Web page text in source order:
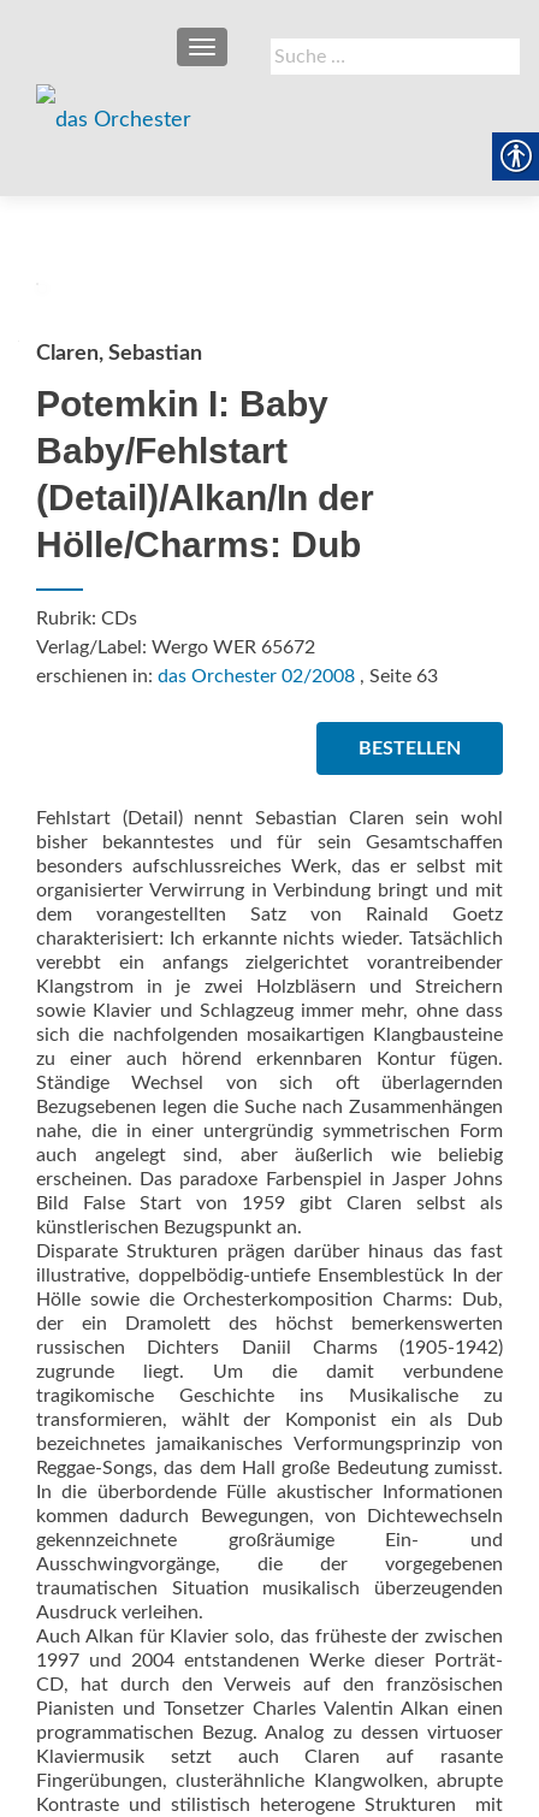
Suche
nach:
SCHALTE NAVIGATION
Claren, Sebastian
Potemkin I: Baby
Baby/Fehlstart
(Detail)/Alkan/In der
Hölle/Charms: Dub
Rubrik: CDs
Verlag/Label: Wergo WER 65672
erschienen in: das Orchester 02/2008 , Seite 63
BESTELLEN
Fehlstart (Detail) nennt Sebastian Claren sein wohl
bisher bekanntestes und für sein Gesamtschaffen
besonders aufschlussreiches Werk, das er selbst mit
organisierter Verwirrung in Verbindung bringt und mit
dem vorangestellten Satz von Rainald Goetz
charakterisiert: Ich erkannte nichts wieder. Tatsächlich
verebbt ein anfangs zielgerichtet vorantreibender
Klangstrom in je zwei Holzbläsern und Streichern
sowie Klavier und Schlagzeug immer mehr, ohne dass
sich die nachfolgenden mosaikartigen Klangbausteine
zu einer auch hörend erkennbaren Kontur fügen.
Ständige Wechsel von sich oft überlagernden
Bezugsebenen legen die Suche nach Zusammenhängen
nahe, die in einer untergründig symmetrischen Form
auch angelegt sind, aber äußerlich wie beliebig
erscheinen. Das paradoxe Farbenspiel in Jasper Johns
Bild False Start von 1959 gibt Claren selbst als
künstlerischen Bezugspunkt an.
Disparate Strukturen prägen darüber hinaus das fast
illustrative, doppelbödig-untiefe Ensemblestück In der
Hölle sowie die Orchesterkomposition Charms: Dub,
der ein Dramolett des höchst bemerkenswerten
russischen Dichters Daniil Charms (1905-1942)
zugrunde liegt. Um die damit verbundene
tragikomische Geschichte ins Musikalische zu
transformieren, wählt der Komponist ein als Dub
bezeichnetes jamaikanisches Verformungsprinzip von
Reggae-Songs, das dem Hall große Bedeutung zumisst.
In die überbordende Fülle akustischer Informationen
kommen dadurch Bewegungen, von Dichtewechseln
gekennzeichnete großräumige Ein- und
Ausschwingvorgänge, die der vorgegebenen
traumatischen Situation musikalisch überzeugenden
Ausdruck verleihen.
Auch Alkan für Klavier solo, das früheste der zwischen
1997 und 2004 entstandenen Werke dieser Porträt-
CD, hat durch den Verweis auf den französischen
Pianisten und Tonsetzer Charles Valentin Alkan einen
programmatischen Bezug. Analog zu dessen virtuoser
Klaviermusik setzt auch Claren auf rasante
Fingerübungen, clusterähnliche Klangwolken, abrupte
Kontraste und stilistisch heterogene Strukturen  mit